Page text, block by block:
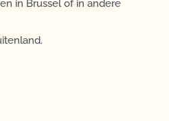
in Brussel of in andere